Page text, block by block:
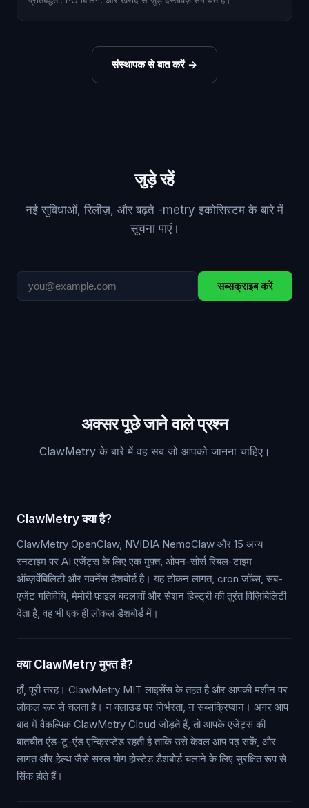
संस्थापक से बात करें→
जुड़े रहें
नई सुविधाओं, रिलीज़, और बढ़ते -metry इकोसिस्टम के बारे में
सूचना पाएं।
सब्सक्राइब करें
अक्सर पूछे जाने वाले प्रश्न
ClawMetry के बारे में वह सब जो आपको जानना चाहिए।
ClawMetry क्या है?
ClawMetry OpenClaw, NVIDIA NemoClaw और 15 अन्य
रनटाइम पर AI एजेंट्स के लिए एक मुफ़्त, ओपन-सोर्स रियल-टाइम
ऑब्ज़र्वेबिलिटी और गवर्नेंस डैशबोर्ड है। यह टोकन लागत, cron जॉब्स, सब-
एजेंट गतिविधि, मेमोरी फ़ाइल बदलावों और सेशन हिस्ट्री की तुरंत विज़िबिलिटी
देता है, वह भी एक ही लोकल डैशबोर्ड में।
क्या ClawMetry मुफ्त है?
हाँ, पूरी तरह। ClawMetry MIT लाइसेंस के तहत है और आपकी मशीन पर
लोकल रूप से चलता है। न क्लाउड पर निर्भरता, न सब्सक्रिप्शन। अगर आप
बाद में वैकल्पिक ClawMetry Cloud जोड़ते हैं, तो आपके एजेंट्स की
बातचीत एंड-टू-एंड एन्क्रिप्टेड रहती है ताकि उसे केवल आप पढ़ सकें, और
लागत और हेल्थ जैसे सरल योग होस्टेड डैशबोर्ड चलाने के लिए सुरक्षित रूप से
सिंक होते हैं।